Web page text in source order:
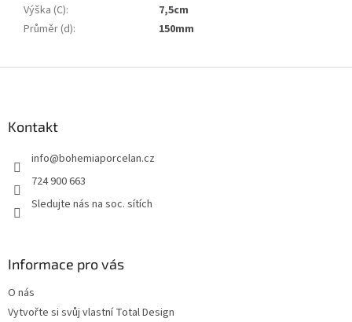
Výška (C):
7,5cm
Průměr (d): 150mm
Kontakt
info@bohemiaporcelan.cz
724 900 663
Sledujte nás na soc. sítích
Informace pro vás
O nás
Vytvořte si svůj vlastní Total Design